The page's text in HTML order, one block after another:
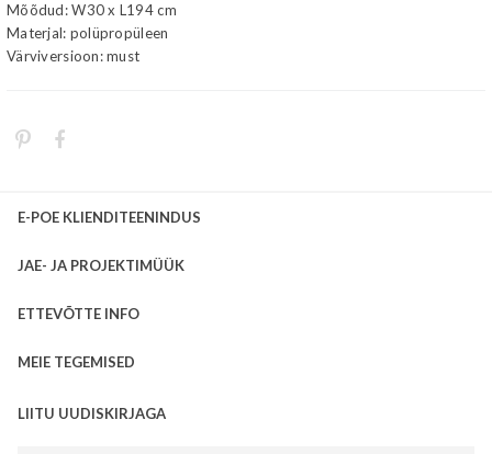
Mõõdud: W30 x L194 cm
Materjal: polüpropüleen
Värviversioon: must
E-POE KLIENDITEENINDUS
JAE- JA PROJEKTIMÜÜK
ETTEVÕTTE INFO
MEIE TEGEMISED
LIITU UUDISKIRJAGA